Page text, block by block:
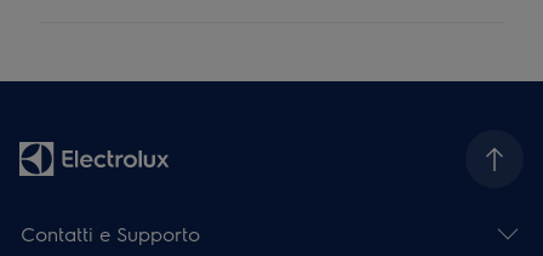
Contatti e Supporto